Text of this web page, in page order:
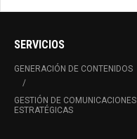
SERVICIOS
GENERACIÓN DE CONTENIDOS
GESTIÓN DE COMUNICACIONES
ESTRATÉGICAS